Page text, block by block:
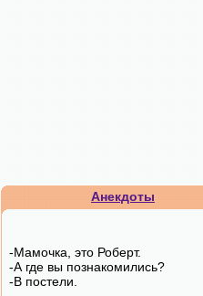
Анекдоты
-Мамочка, это Роберт.
-А где вы познакомились?
-В постели.